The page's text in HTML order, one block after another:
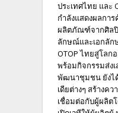
ประเทศไทย และ
กำลังแสดงผลกา
ผลิตภัณฑ์จากศิลปิ
ลักษณ์และเอกลัก
OTOP ไทยสู่โล
พร้อมกิจกรรมส่ง
พัฒนาชุมชน ยังไ
เดียต่างๆ สร้าง
เชื่อมต่อกับผู้ผลิต